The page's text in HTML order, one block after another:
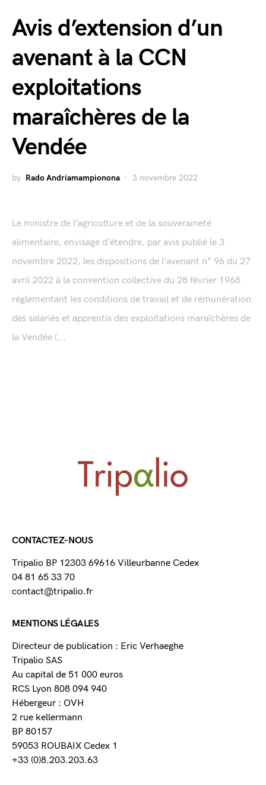
Avis d’extension d’un
avenant à la CCN
exploitations
maraîchères de la
Vendée
by Rado Andriamampionona 3 novembre 2022
Le ministre de l’agriculture et de la souveraineté
alimentaire, envisage d’étendre, par avis publié le 3
novembre 2022, les dispositions de l’avenant n° 96 du 27
avril 2022 à la convention collective du 28 février 1968
réglementant les conditions de travail et de rémunération
des salariés et apprentis des exploitations maraîchères de
la Vendée (...
CONTACTEZ-NOUS
Tripalio BP 12303 69616 Villeurbanne Cedex
04 81 65 33 70
contact@tripalio.fr
MENTIONS LÉGALES
Directeur de publication : Eric Verhaeghe
Tripalio SAS
Au capital de 51 000 euros
RCS Lyon 808 094 940
Hébergeur : OVH
2 rue kellermann
BP 80157
59053 ROUBAIX Cedex 1
+33 (0)8.203.203.63